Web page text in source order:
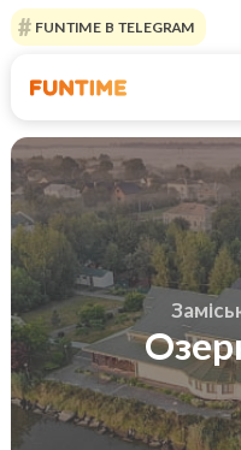
FUNTIME В TELEGRAM